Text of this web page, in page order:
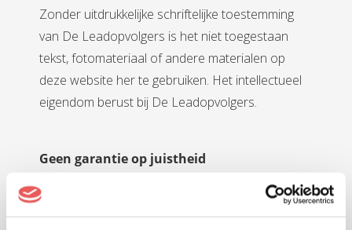
Zonder uitdrukkelijke schriftelijke toestemming
van De Leadopvolgers is het niet toegestaan
tekst, fotomateriaal of andere materialen op
deze website her te gebruiken. Het intellectueel
eigendom berust bij De Leadopvolgers.
Geen garantie op juistheid
Indien van toepassing:
Voor de prijzen die op onze website staan, geldt